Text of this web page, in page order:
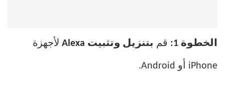
الخطوة 1: قم بتنزيل وتثبيت Alexa لأجهزة
iPhone أو Android.